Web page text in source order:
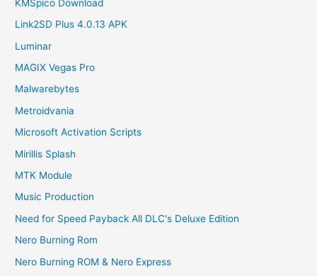
KMSpico Download
Link2SD Plus 4.0.13 APK
Luminar
MAGIX Vegas Pro
Malwarebytes
Metroidvania
Microsoft Activation Scripts
Mirillis Splash
MTK Module
Music Production
Need for Speed Payback All DLC's Deluxe Edition
Nero Burning Rom
Nero Burning ROM & Nero Express